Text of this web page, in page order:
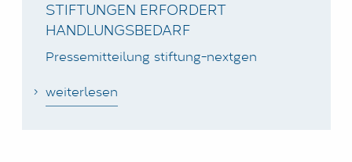
STIFTUNGEN ERFORDERT
HANDLUNGSBEDARF
Pressemitteilung stiftung-nextgen
weiterlesen